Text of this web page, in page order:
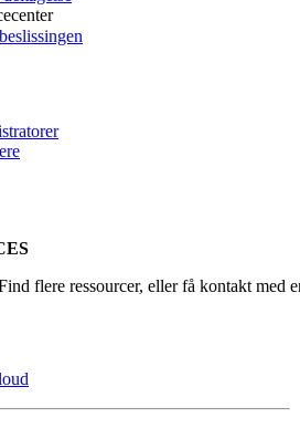
Ryd alle Udført
flere ressourcer, eller få kontakt med